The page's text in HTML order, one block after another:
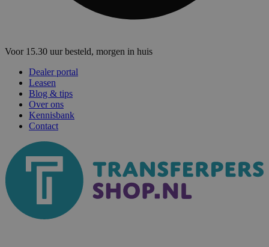
Voor 15.30 uur besteld, morgen in huis
Dealer portal
Leasen
Blog & tips
Over ons
Kennisbank
Contact